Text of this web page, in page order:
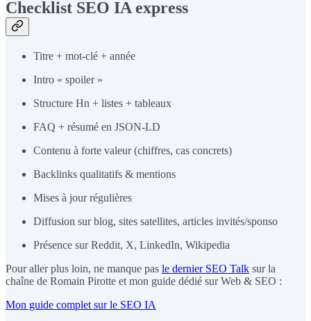
Checklist SEO IA express
Titre + mot-clé + année
Intro « spoiler »
Structure Hn + listes + tableaux
FAQ + résumé en JSON-LD
Contenu à forte valeur (chiffres, cas concrets)
Backlinks qualitatifs & mentions
Mises à jour régulières
Diffusion sur blog, sites satellites, articles invités/sponso
Présence sur Reddit, X, LinkedIn, Wikipedia
Pour aller plus loin, ne manque pas le dernier SEO Talk sur la
chaîne de Romain Pirotte et mon guide dédié sur Web & SEO :
Mon guide complet sur le SEO IA